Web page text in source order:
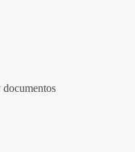
documentos